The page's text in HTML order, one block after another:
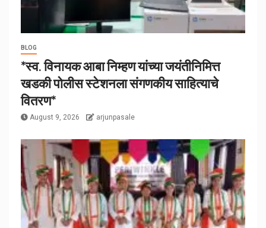
BLOG
*स्व. विनायक आबा निम्हण यांच्या जयंतीनिमित्त
खडकी पोलीस स्टेशनला संगणकीय साहित्याचे
वितरण*
August 9, 2026 arjunpasale